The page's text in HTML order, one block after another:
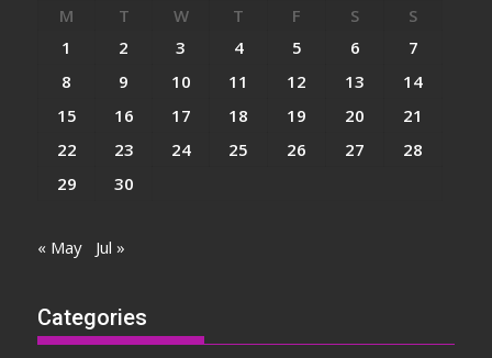
M T W T F S
S
1
2 3 4 5 6
7
8
9 10 11 12 13
14
15
16 17 18 19 20
21
22
23 24 25 26 27
28
29
30
« May Jul »
Categories